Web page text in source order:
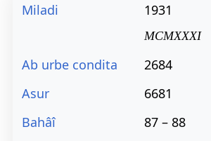
Miladi 1931
MCMXXXI
Ab urbe condita
2684
Asur
6681
Bahâî
87 – 88